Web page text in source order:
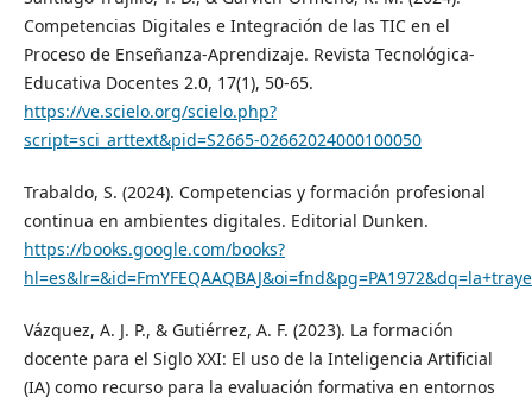
Competencias Digitales e Integración de las TIC en el
Proceso de Enseñanza-Aprendizaje. Revista Tecnológica-
Educativa Docentes 2.0, 17(1), 50-65.
https://ve.scielo.org/scielo.php?
script=sci_arttext&pid=S2665-02662024000100050
Trabaldo, S. (2024). Competencias y formación profesional
continua en ambientes digitales. Editorial Dunken.
https://books.google.com/books?
Vázquez, A. J. P., & Gutiérrez, A. F. (2023). La formación
docente para el Siglo XXI: El uso de la Inteligencia Artificial
(IA) como recurso para la evaluación formativa en entornos